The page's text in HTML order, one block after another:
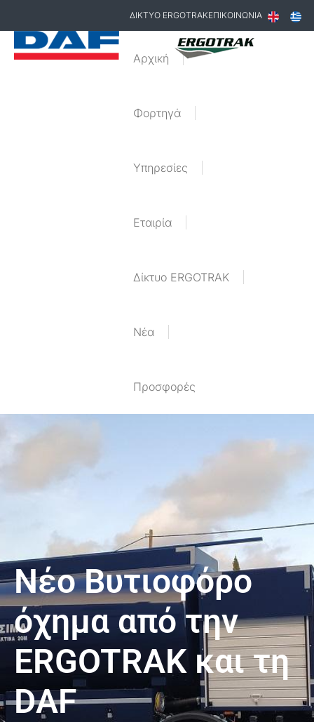
ΔΙΚΤΥΟ ERGOTRAKΕΠΙΚΟΙΝΩΝΙΑ
Αρχική
Φορτηγά
Υπηρεσίες
Εταιρία
Δίκτυο ERGOTRAK
Nέα
Προσφορές
Νέο Βυτιοφόρο
όχημα από την
ERGOTRAK και τη
DAF